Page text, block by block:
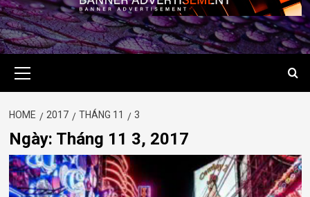
Menu
HOME 2017 THÁNG 11 3
Ngày: Tháng 11 3, 2017